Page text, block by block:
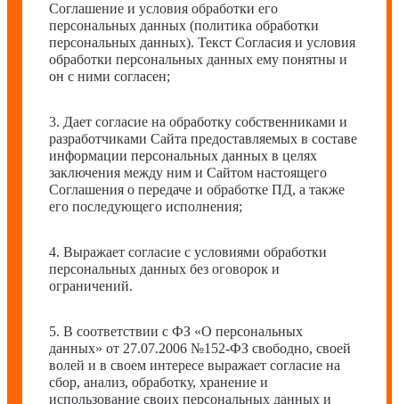
Соглашение и условия обработки его
персональных данных (политика обработки
персональных данных). Текст Согласия и условия
обработки персональных данных ему понятны и
он с ними согласен;
3. Дает согласие на обработку собственниками и
разработчиками Сайта предоставляемых в составе
информации персональных данных в целях
заключения между ним и Сайтом настоящего
Соглашения о передаче и обработке ПД, а также
его последующего исполнения;
4. Выражает согласие с условиями обработки
персональных данных без оговорок и
ограничений.
5. В соответствии с ФЗ «О персональных
данных» от 27.07.2006 №152-ФЗ свободно, своей
волей и в своем интересе выражает согласие на
сбор, анализ, обработку, хранение и
использование своих персональных данных и